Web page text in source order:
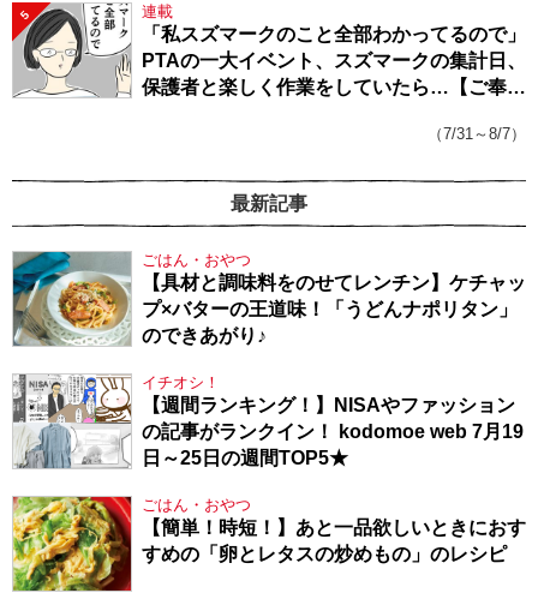
5 連載
「私スズマークのこと全部わかってるので」
PTAの一大イベント、スズマークの集計日、
保護者と楽しく作業をしていたら…【ご奉仕
（7/31～8/7）
最新記事
ごはん・おやつ
【具材と調味料をのせてレンチン】ケチャッ
プ×バターの王道味！「うどんナポリタン」
のできあがり♪
イチオシ！
【週間ランキング！】NISAやファッション
の記事がランクイン！ kodomoe web 7月19
日～25日の週間TOP5★
ごはん・おやつ
【簡単！時短！】あと一品欲しいときにおす
すめの「卵とレタスの炒めもの」のレシピ